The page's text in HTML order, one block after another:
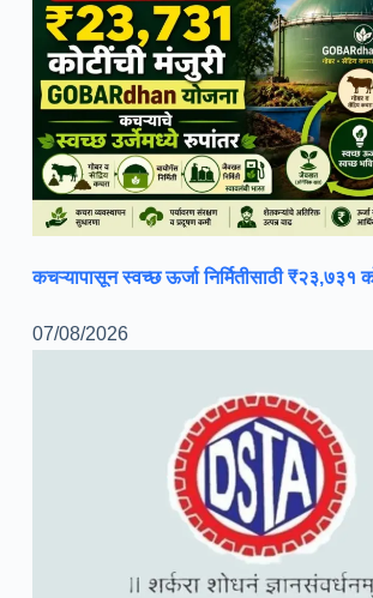
कचऱ्यापासून स्वच्छ ऊर्जा निर्मितीसाठी ₹२३,७३१
07/08/2026